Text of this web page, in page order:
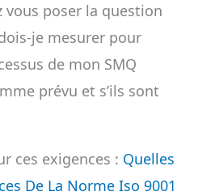
vous poser la question
je mesurer pour
de mon SMQ
prévu et s’ils sont
ces exigences : Quelles
De La Norme Iso 9001